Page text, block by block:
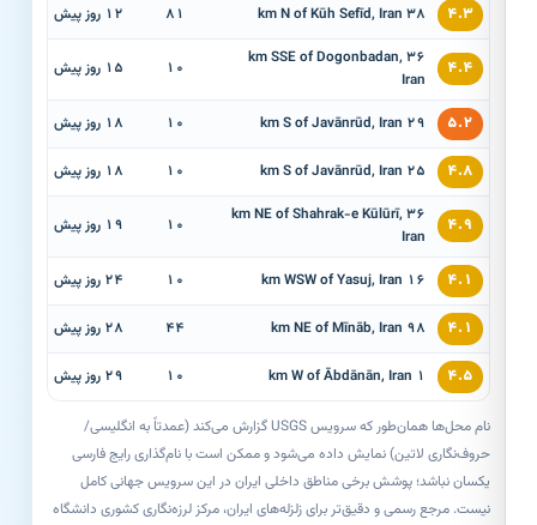
۴.۳ 38 km N of Kūh Sefīd, Iran
۴.۴
36 km SSE of Dogonbadan,
Iran
۵.۲ 29 km S of Javānrūd, Iran
۴.۸ 25 km S of Javānrūd, Iran
۴.۹
36 km NE of Shahrak-e Kūlūrī,
Iran
۴.۱ 16 km WSW of Yasuj, Iran
۴.۱ 98 km NE of Mīnāb, Iran
۴.۵ 1 km W of Ābdānān, Iran
نام محل‌ها همان‌طور که سرویس USGS گزارش می‌کند (عمدتاً به انگلیسی/
حروف‌نگاری لاتین) نمایش داده می‌شود و ممکن است با نام‌گذاری رایج فارسی
یکسان نباشد؛ پوشش برخی مناطق داخلی ایران در این سرویس جهانی کامل
نیست. مرجع رسمی و دقیق‌تر برای زلزله‌های ایران، مرکز لرزه‌نگاری کشوری دانشگاه